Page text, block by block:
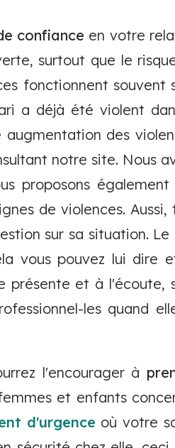
confiance en votre
surtout que le
fonctionnent souvent
a déjà été violent
des
notre site. Nous
proposons également
de violences. Aussi,
sur sa situation. Le
vous pouvez lui dire
présente et à l'écoute,
les quand
l'encourager à
et enfants
d'urgence où votre